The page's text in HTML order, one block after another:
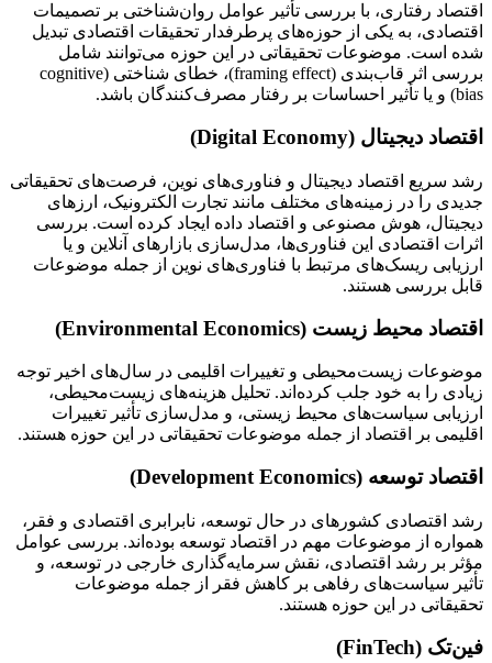
اقتصاد رفتاری، با بررسی تأثیر عوامل روان‌شناختی بر تصمیمات
اقتصادی، به یکی از حوزه‌های پرطرفدار تحقیقات اقتصادی تبدیل
شده است. موضوعات تحقیقاتی در این حوزه می‌توانند شامل
بررسی اثر قاب‌بندی (framing effect)، خطای شناختی (cognitive
bias) و یا تأثیر احساسات بر رفتار مصرف‌کنندگان باشد.
اقتصاد دیجیتال (Digital Economy)
رشد سریع اقتصاد دیجیتال و فناوری‌های نوین، فرصت‌های تحقیقاتی
جدیدی را در زمینه‌های مختلف مانند تجارت الکترونیک، ارزهای
دیجیتال، هوش مصنوعی و اقتصاد داده ایجاد کرده است. بررسی
اثرات اقتصادی این فناوری‌ها، مدل‌سازی بازارهای آنلاین و یا
ارزیابی ریسک‌های مرتبط با فناوری‌های نوین از جمله موضوعات
قابل بررسی هستند.
اقتصاد محیط زیست (Environmental Economics)
موضوعات زیست‌محیطی و تغییرات اقلیمی در سال‌های اخیر توجه
زیادی را به خود جلب کرده‌اند. تحلیل هزینه‌های زیست‌محیطی،
ارزیابی سیاست‌های محیط زیستی، و مدل‌سازی تأثیر تغییرات
اقلیمی بر اقتصاد از جمله موضوعات تحقیقاتی در این حوزه هستند.
اقتصاد توسعه (Development Economics)
رشد اقتصادی کشورهای در حال توسعه، نابرابری اقتصادی و فقر،
همواره از موضوعات مهم در اقتصاد توسعه بوده‌اند. بررسی عوامل
مؤثر بر رشد اقتصادی، نقش سرمایه‌گذاری خارجی در توسعه، و
تأثیر سیاست‌های رفاهی بر کاهش فقر از جمله موضوعات
تحقیقاتی در این حوزه هستند.
فین‌تک (FinTech)